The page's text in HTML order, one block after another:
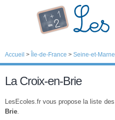
Accueil > Île-de-France > Seine-et-Marne
La Croix-en-Brie
LesEcoles.fr vous propose la liste des
Brie.